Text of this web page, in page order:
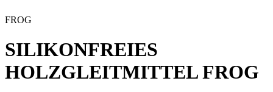
FROG
SILIKONFREIES
HOLZGLEITMITTELFROG